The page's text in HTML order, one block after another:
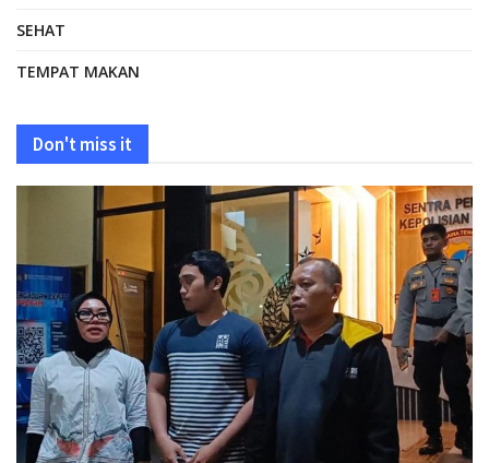
SEHAT
TEMPAT MAKAN
Don't miss it